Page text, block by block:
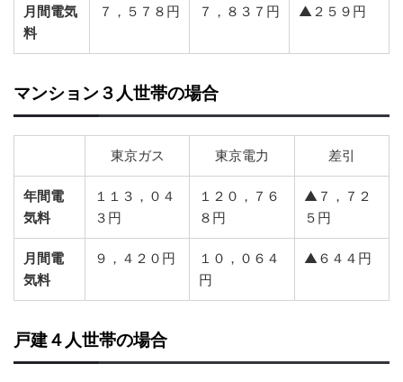
月間電気
料
７，５７８円 ７，８３７円 ▲２５９円
マンション３人世帯の場合
東京ガス 東京電力 差引
年間電
気料
１１３，０４
３円
１２０，７６
８円
▲７，７２
５円
月間電
気料
９，４２０円
１０，０６４
円
▲６４４円
戸建４人世帯の場合